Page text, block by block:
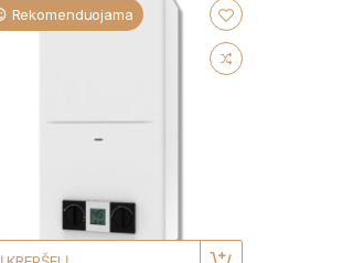
Rekomenduojama